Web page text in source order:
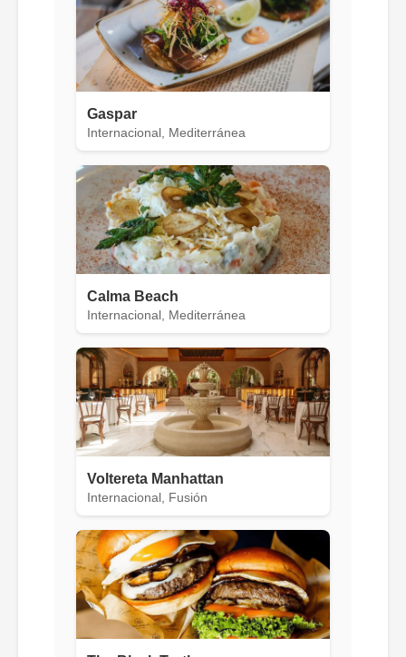
Gaspar
Internacional, Mediterránea
Calma Beach
Internacional, Mediterránea
Voltereta Manhattan
Internacional, Fusión